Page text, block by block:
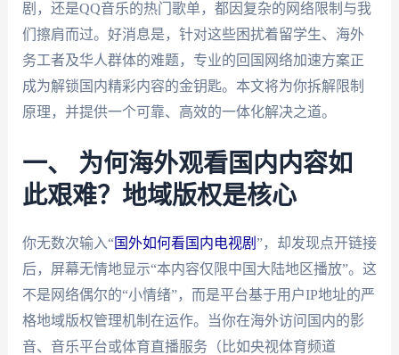
剧，还是QQ音乐的热门歌单，都因复杂的网络限制与我
们擦肩而过。好消息是，针对这些困扰着留学生、海外
务工者及华人群体的难题，专业的回国网络加速方案正
成为解锁国内精彩内容的金钥匙。本文将为你拆解限制
原理，并提供一个可靠、高效的一体化解决之道。
一、 为何海外观看国内内容如
此艰难？地域版权是核心
你无数次输入“国外如何看国内电视剧 ”，却发现点开链接
后，屏幕无情地显示“本内容仅限中国大陆地区播放”。这
不是网络偶尔的“小情绪”，而是平台基于用户IP地址的严
格地域版权管理机制在运作。当你在海外访问国内的影
音、音乐平台或体育直播服务（比如央视体育频道